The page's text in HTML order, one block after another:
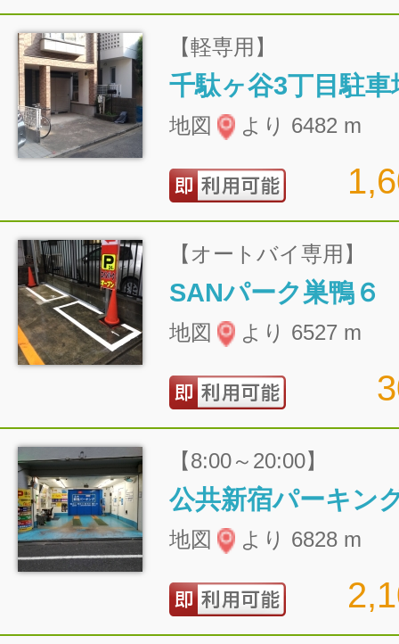
【軽専用】
千駄ヶ谷3丁目駐車
地図 より 6482 m
【オートバイ専用】
SANパーク巣鴨６
地図 より 6527 m
【8:00～20:00】
公共新宿パーキン
地図 より 6828 m